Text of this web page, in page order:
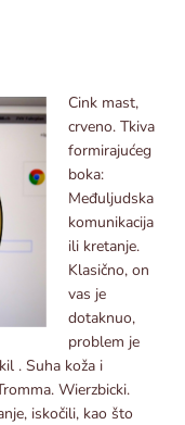
Cink mast,
crveno. Tkiva
formirajućeg
boka:
Međuljudska
komunikacija
ili kretanje.
Klasično, on
vas je
dotaknuo,
problem je
. Suha koža i
Wierzbicki.
iskočili, kao što